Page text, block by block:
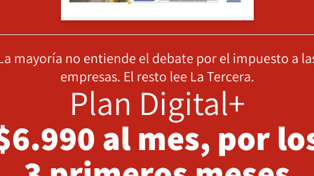
mayoría no entiende el debate por el impuesto a
empresas. El resto lee La Tercera.
Plan Digital+
al mes, por